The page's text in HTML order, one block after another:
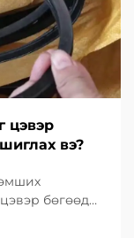
цэвэр
вэ?
бөгөөд